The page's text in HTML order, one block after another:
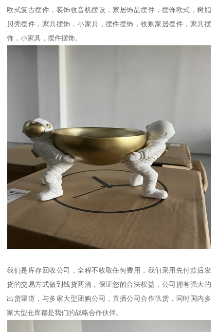
欧式复古摆件，装饰收音机摆设，家居饰品摆件，摆饰欧式，树脂
贝壳摆件，家具摆饰，小家具，摆件摆饰，收购家居摆件，家具摆
饰，小家具，摆件摆饰。
我们是库存回收公司，全程不收取任何费用，我们采用先付款后发
货的交易方式做到钱货两清，保证您的合法权益，公司拥有强大的
出货渠道，与多家大型团购公司，直播公司合作供货，同时国内多
家大型仓库都是我们的战略合作伙伴。